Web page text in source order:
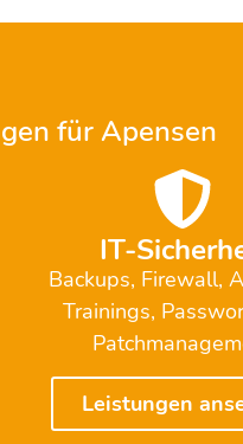
für Apensen
IT-
Backups, Firewall,
Trainings,
Leistungen